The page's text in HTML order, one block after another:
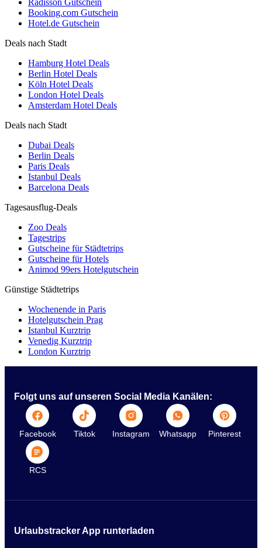
Booking.com Gutschein
Hotel.de Gutschein
Deals nach Stadt
Hamburg Hotel Deals
Berlin Hotel Deals
Köln Hotel Deals
London Hotel Deals
Amsterdam Hotel Deals
Deals nach Stadt
Dubai Deals
Berlin Deals
Paris Deals
Istanbul Deals
Barcelona Deals
Tagesausflug-Deals
Zoo Deals
Tagestrips
Gutscheine für Städtetrips
Gutscheine für Hotels
Animod 99ers Hotelgutschein
Günstige Städtetrips
Wochenende in Paris
Hotelgutschein Prag
Istanbul Kurztrip
Venedig Kurztrip
London Kurztrip